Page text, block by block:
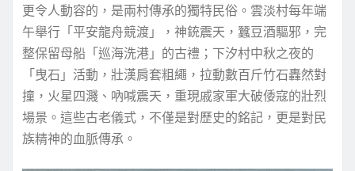
更令人動容的，是兩村傳承的獨特民俗。雲淡村每年端
午舉行「平安龍舟競渡」，神銃震天，蠶豆酒驅邪，完
整保留母船「巡海洗港」的古禮；下汐村中秋之夜的
「曳石」活動，壯漢肩套粗繩，拉動數百斤竹石轟然對
撞，火星四濺、吶喊震天，重現戚家軍大破倭寇的壯烈
場景。這些古老儀式，不僅是對歷史的銘記，更是對民
族精神的血脈傳承。